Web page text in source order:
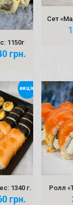
1150г
грн..
грн.
Сет
акція
1340 г.
грн.
Ролл